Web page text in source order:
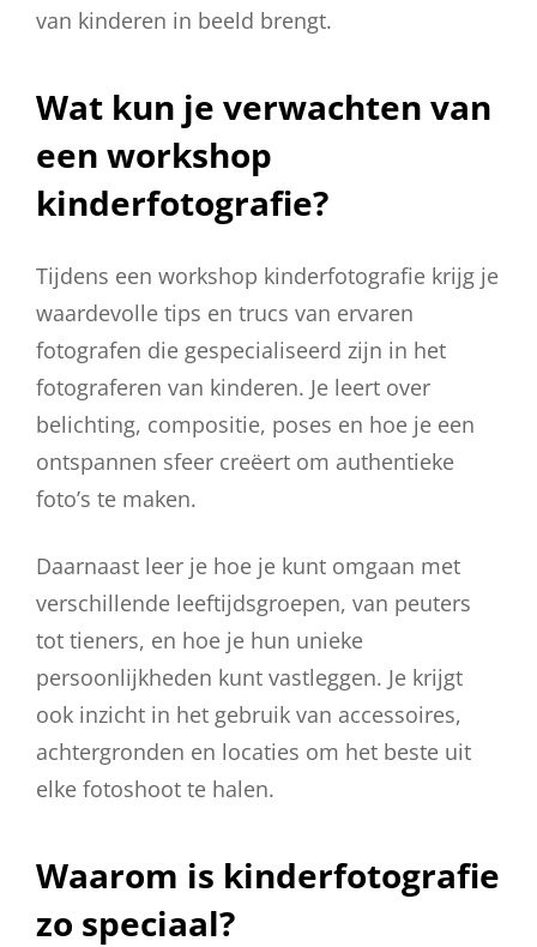
van kinderen in beeld brengt.
Wat kun je verwachten van
een workshop
kinderfotografie?
Tijdens een workshop kinderfotografie krijg je
waardevolle tips en trucs van ervaren
fotografen die gespecialiseerd zijn in het
fotograferen van kinderen. Je leert over
belichting, compositie, poses en hoe je een
ontspannen sfeer creëert om authentieke
foto’s te maken.
Daarnaast leer je hoe je kunt omgaan met
verschillende leeftijdsgroepen, van peuters
tot tieners, en hoe je hun unieke
persoonlijkheden kunt vastleggen. Je krijgt
ook inzicht in het gebruik van accessoires,
achtergronden en locaties om het beste uit
elke fotoshoot te halen.
Waarom is kinderfotografie
zo speciaal?